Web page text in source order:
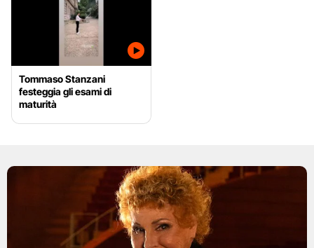
Tommaso Stanzani
festeggia gli esami di
maturità